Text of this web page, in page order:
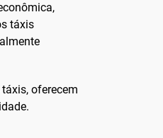
táxis
oferecem